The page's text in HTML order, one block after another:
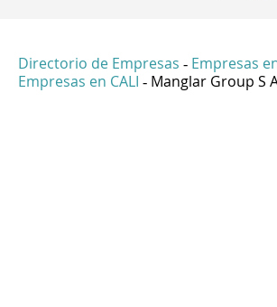
Directorio de Empresas - Empresas
Empresas en CALI - Manglar Group S